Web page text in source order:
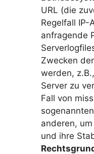
URL (die
Regelfall IP-
anfragende
Zwecken
werden,
Server zu
Fall von
anderen,
und ihre